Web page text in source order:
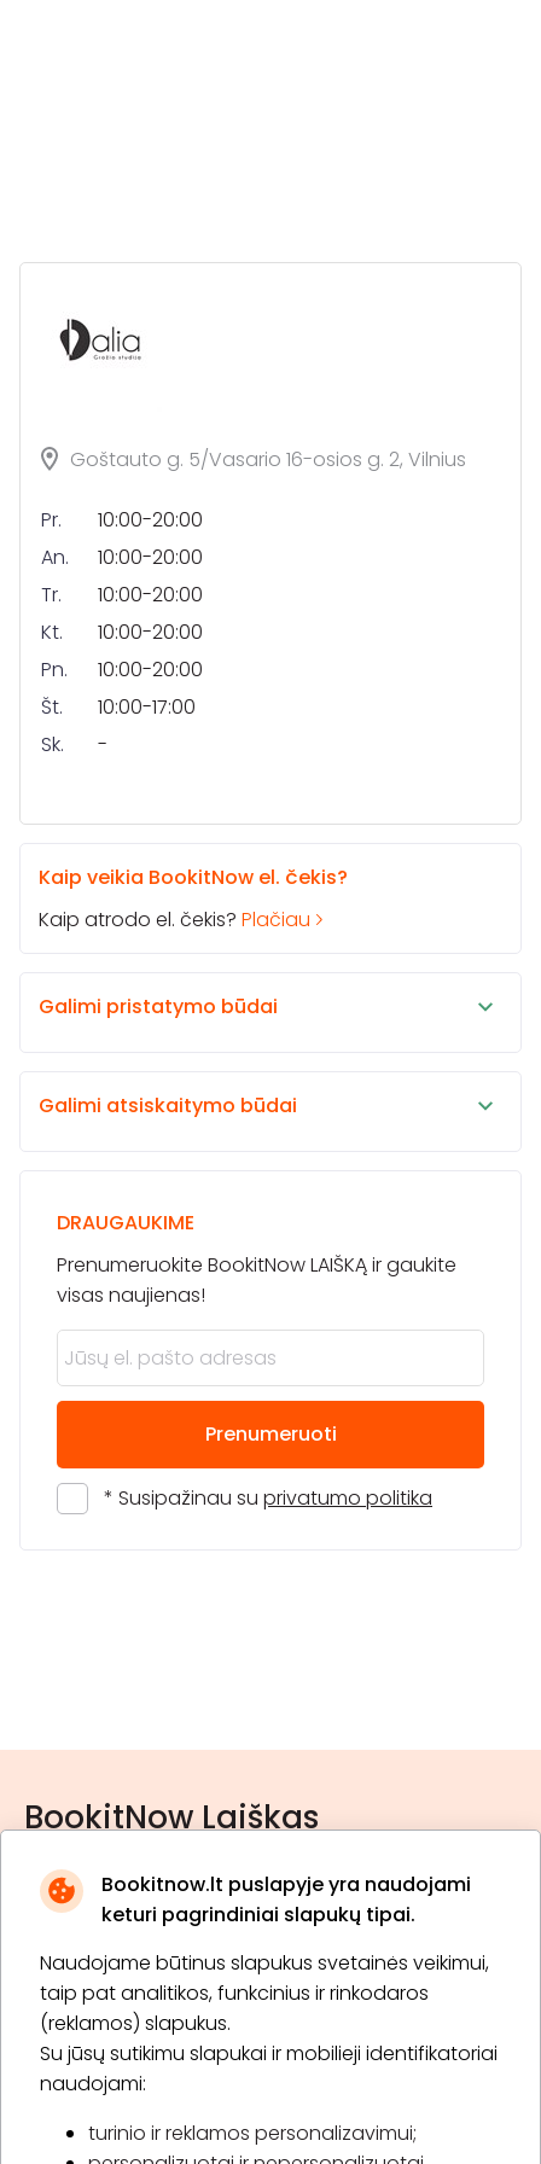
Bookitnow.lt puslapyje yra naudojami
keturi pagrindiniai slapukų tipai.
Naudojame būtinus slapukus svetainės veikimui,
taip pat analitikos, funkcinius ir rinkodaros
(reklamos) slapukus.
Su jūsų sutikimu slapukai ir mobilieji identifikatoriai
naudojami:
turinio ir reklamos personalizavimui;
Goštauto g. 5/Vasario 16-osios g. 2, Vilnius
Pr.
10:00-20:00
An.
10:00-20:00
Tr.
10:00-20:00
Kt.
10:00-20:00
Pn.
10:00-20:00
Št.
10:00-17:00
Sk.
-
Kaip veikia BookitNow el. čekis?
Kaip atrodo el. čekis? Plačiau
Galimi pristatymo būdai
Galimi atsiskaitymo būdai
DRAUGAUKIME
Prenumeruokite BookitNow LAIŠKĄ ir gaukite
visas naujienas!
Prenumeruoti
* Susipažinau su privatumo politika
BookitNow Laiškas
* Susipažinau su privatumo politika
Prenumeruoti